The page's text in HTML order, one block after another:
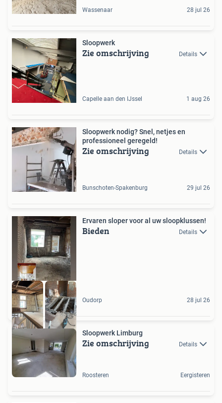
Wassenaar 28 jul 26
Sloopwerk
Zie omschrijving Details
Capelle aan den IJssel 1 aug 26
Sloopwerk nodig? Snel, netjes en
professioneel geregeld!
Zie omschrijving Details
Bunschoten-Spakenburg 29 jul 26
Ervaren sloper voor al uw sloopklussen!
Bieden Details
Oudorp 28 jul 26
Sloopwerk Limburg
Zie omschrijving Details
Roosteren Eergisteren